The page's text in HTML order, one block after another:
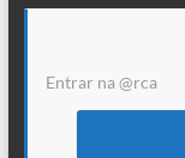
Entrar na @rca